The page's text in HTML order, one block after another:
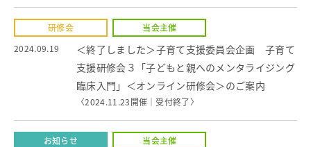
研修会
当会主催
2024.09.19
＜終了しました＞子育て支援委員会企画 子育て
支援研修会３「子どもと親へのメンタライジング
臨床入門」＜オンライン研修会＞のご案内
〈2024.11.23開催｜ 受付終了〉
お知らせ
当会主催